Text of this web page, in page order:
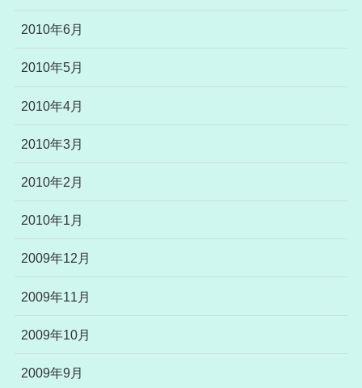
2010年6月
2010年5月
2010年4月
2010年3月
2010年2月
2010年1月
2009年12月
2009年11月
2009年10月
2009年9月